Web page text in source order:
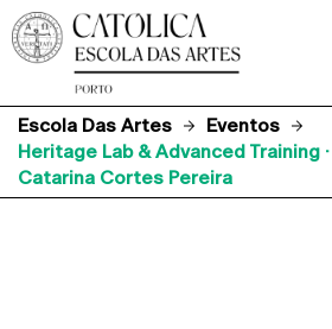
Escola Das Artes
Eventos
Heritage Lab & Advanced Training
Catarina Cortes Pereira